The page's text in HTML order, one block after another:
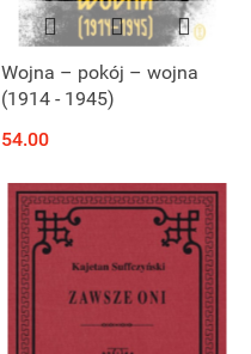
Wojna – pokój – wojna
(1914 - 1945)
54.00